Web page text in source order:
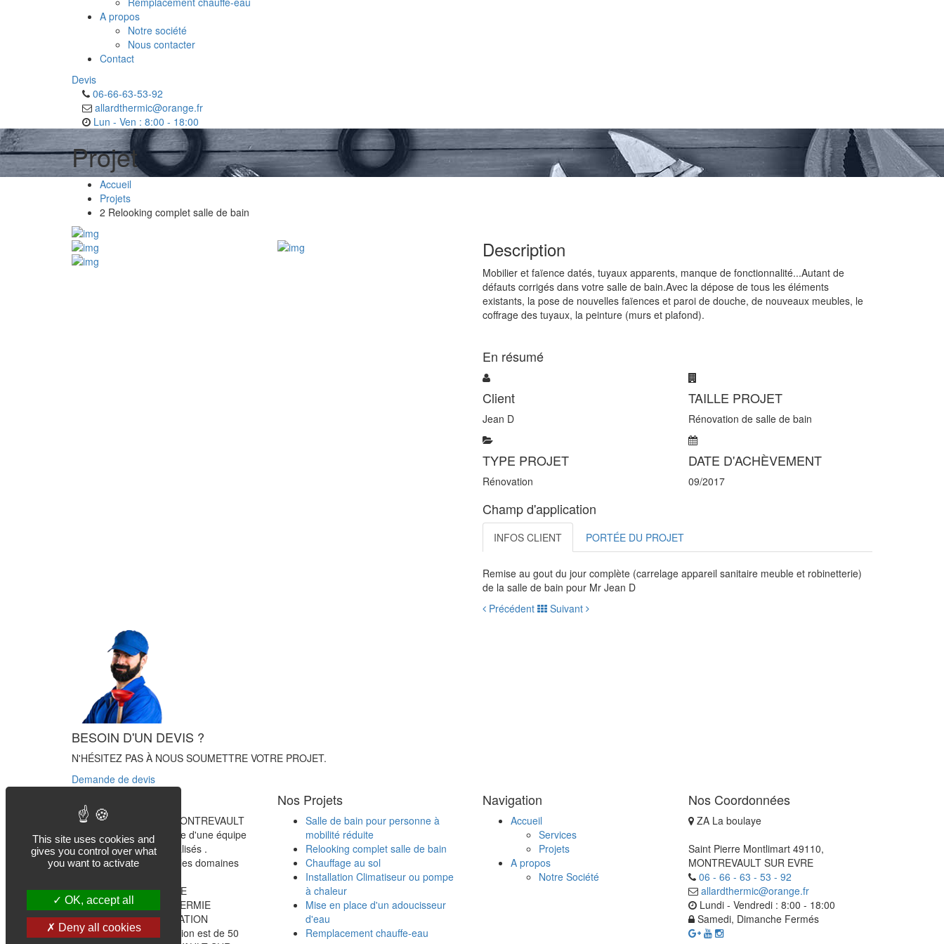
A propos
Notre société
Nous contacter
Contact
Devis
06-66-63-53-92
allardthermic@orange.fr
Lun - Ven : 8:00 - 18:00
Projet
Accueil
Projets
2 Relooking complet salle de bain
Description
Mobilier et faïence datés, tuyaux apparents, manque de fonctionnalité...Autant de
défauts corrigés dans votre salle de bain.Avec la dépose de tous les éléments
existants, la pose de nouvelles faïences et paroi de douche, de nouveaux meubles, le
coffrage des tuyaux, la peinture (murs et plafond).
En résumé
Client
Jean D
TYPE PROJET
Rénovation
TAILLE PROJET
Rénovation de salle de bain
DATE D'ACHÈVEMENT
09/2017
Champ d'application
INFOS CLIENT PORTÉE DU PROJET
Remise au gout du jour complète (carrelage appareil sanitaire meuble et robinetterie)
de la salle de bain pour Mr Jean D
Précédent
Suivant
BESOIN D'UN DEVIS ?
N'HÉSITEZ PAS À NOUS SOUMETTRE VOTRE PROJET.
Demande de devis
Notre société située à MONTREVAULT
SUR EVRE est composée d'une équipe
de professionnels spécialisés .
Nous intervenons dans les domaines
PLOMBERIE / SANITAIRE
CHAUFFAGE / AEROTHERMIE
ELECTRICITE / VENTILATION
Notre secteur d'intervention est de 50
Nos Projets
Salle de bain pour personne à
mobilité réduite
Relooking complet salle de bain
Chauffage au sol
Installation Climatiseur ou pompe
à chaleur
Mise en place d'un adoucisseur
d'eau
Remplacement chauffe-eau
Navigation
Accueil
Services
Projets
A propos
Notre Société
Nos Coordonnées
ZA La boulaye
Saint Pierre Montlimart 49110,
MONTREVAULT SUR EVRE
06 - 66 - 63 - 53 - 92
allardthermic@orange.fr
Lundi - Vendredi : 8:00 - 18:00
Samedi, Dimanche Fermés
This site uses cookies and
gives you control over what
you want to activate
OK, accept all
Deny all cookies